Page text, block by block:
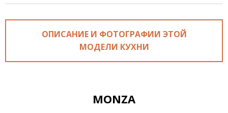
ОПИСАНИЕ И ФОТОГРАФИИ ЭТОЙ
МОДЕЛИ КУХНИ
MONZA